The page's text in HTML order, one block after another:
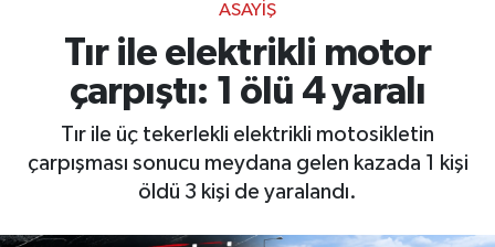
ASAYIŞ
Tır ile elektrikli motor
çarpıştı: 1 ölü 4 yaralı
Tır ile üç tekerlekli elektrikli motosikletin
çarpışması sonucu meydana gelen kazada 1 kişi
öldü 3 kişi de yaralandı.